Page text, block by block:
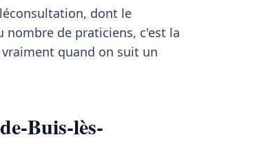
dont le
de praticiens, c'est la
quand on suit un
Buis-lès-